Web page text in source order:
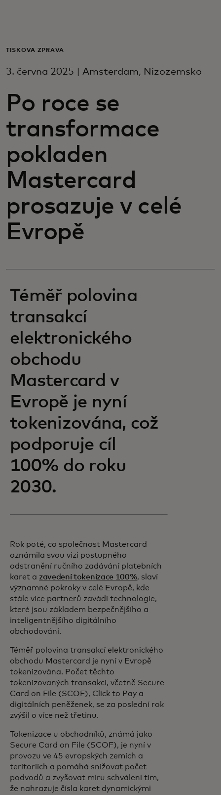
Pro firmy
Pro inovátory
Novinky a trendy
TISKOVÁ ZPRÁVA
3. června 2025 | Amsterdam, Nizozemsko
Po roce se
transformace
pokladen
Mastercard
prosazuje v celé
Evropě
Téměř polovina
transakcí
elektronického
obchodu
Mastercard v
Evropě je nyní
tokenizována, což
podporuje cíl
100% do roku
2030.
Rok poté, co společnost Mastercard
oznámila svou vizi postupného
odstranění ručního zadávání platebních
karet a zavedení tokenizace 100%, slaví
významné pokroky v celé Evropě, kde
stále více partnerů zavádí technologie,
které jsou základem bezpečnějšího a
inteligentnějšího digitálního
obchodování.
Téměř polovina transakcí elektronického
obchodu Mastercard je nyní v Evropě
tokenizována. Počet těchto
tokenizovaných transakcí, včetně Secure
Card on File (SCOF), Click to Pay a
digitálních peněženek, se za poslední rok
zvýšil o více než třetinu.
Tokenizace u obchodníků, známá jako
Secure Card on File (SCOF), je nyní v
provozu ve 45 evropských zemích a
teritoriích a pomáhá snižovat počet
podvodů a zvyšovat míru schválení tím,
že nahrazuje čísla karet dynamickými